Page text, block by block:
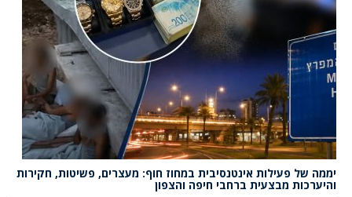
יממה של פעילות אינטנסיבית במחוז חוף: מעצרים, פשיטות, חקירות
והיערכות מבצעית ברחבי חיפה והצפון